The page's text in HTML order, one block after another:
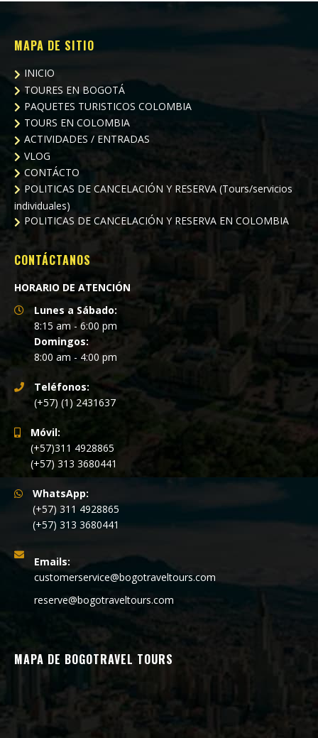
MAPA DE SITIO
INICIO
TOURES EN BOGOTÁ
PAQUETES TURISTICOS COLOMBIA
TOURS EN COLOMBIA
ACTIVIDADES / ENTRADAS
VLOG
CONTÁCTO
POLITICAS DE CANCELACIÓN Y RESERVA (Tours/servicios
individuales)
POLITICAS DE CANCELACIÓN Y RESERVA EN COLOMBIA
CONTÁCTANOS
HORARIO DE ATENCIÓN
Lunes a Sábado:
8:15 am - 6:00 pm
Domingos:
8:00 am - 4:00 pm
Teléfonos:
(+57) (1) 2431637
Móvil:
(+57)311 4928865
(+57) 313 3680441
WhatsApp:
(+57) 311 4928865
(+57) 313 3680441
Emails:
customerservice@bogotraveltours.com
reserve@bogotraveltours.com
MAPA DE BOGOTRAVEL TOURS